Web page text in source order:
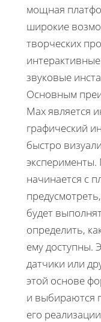
мощная
широкие
творческих
звуковые
Основным
Max является
графический
быстро
эксперименты.
начинается с
будет
определить,
ему доступны.
датчики или
этой основе
и выбираются
его